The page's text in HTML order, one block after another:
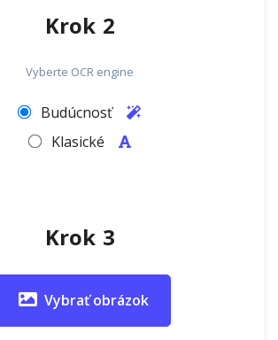
Krok 2
Vyberte OCR engine
Budúcnosť
Klasické
Krok 3
Vybrať obrázok